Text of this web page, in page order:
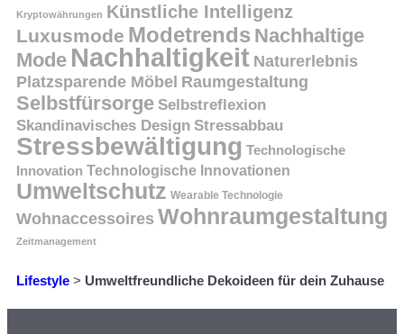
Kryptowährungen Künstliche Intelligenz
Luxusmode Modetrends Nachhaltige
Mode Nachhaltigkeit Naturerlebnis
Platzsparende Möbel Raumgestaltung
Selbstfürsorge Selbstreflexion
Skandinavisches Design Stressabbau
Stressbewältigung Technologische
Innovation Technologische Innovationen
Umweltschutz Wearable Technologie
Wohnaccessoires Wohnraumgestaltung
Zeitmanagement
Lifestyle > Umweltfreundliche Dekoideen für dein Zuhause